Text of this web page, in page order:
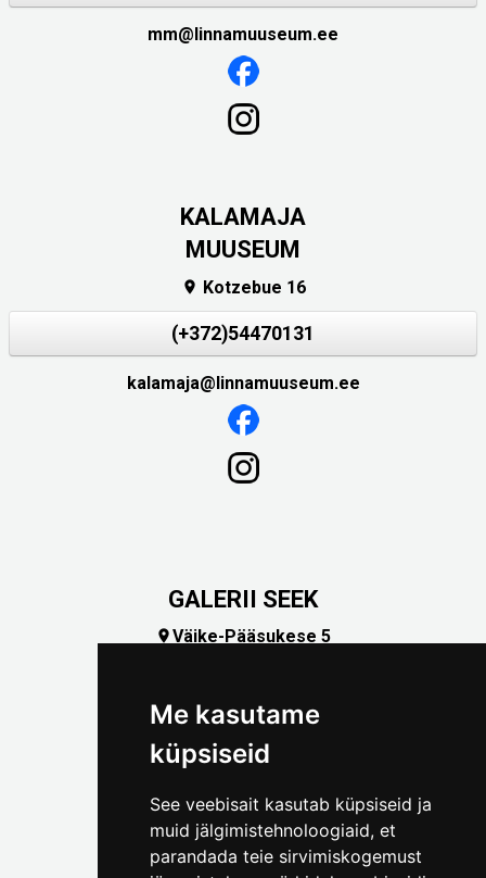
Me kasutame
küpsiseid
See veebisait kasutab küpsiseid ja
muid jälgimistehnoloogiaid, et
parandada teie sirvimiskogemust
mm@linnamuuseum.ee
KALAMAJA
MUUSEUM
 Kotzebue 16
(+372)54470131
kalamaja@linnamuuseum.ee
GALERII SEEK
Väike-Pääsukese 5